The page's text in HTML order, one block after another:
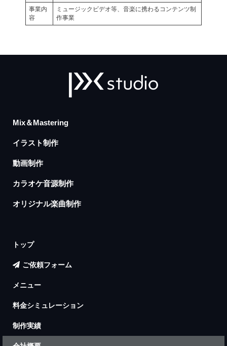
事業内
容
ミュージックビデオ等、音楽に携わるコンテンツ制
作事業
Mix＆Mastering
イラスト制作
動画制作
カラオケ音源制作
オリジナル楽曲制作
トップ
ご依頼フォーム
メニュー
料金シミュレーション
制作実績